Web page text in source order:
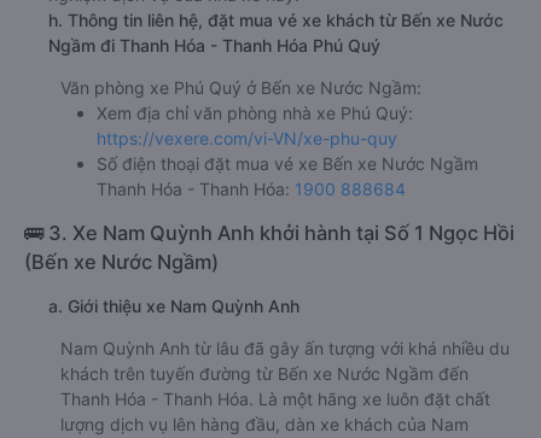
h. Thông tin liên hệ, đặt mua vé xe khách từ Bến xe Nước
Ngầm đi Thanh Hóa - Thanh Hóa Phú Quý
Văn phòng xe Phú Quý ở Bến xe Nước Ngầm:
Xem địa chỉ văn phòng nhà xe Phú Quý:
https://vexere.com/vi-VN/xe-phu-quy
Số điện thoại đặt mua vé xe Bến xe Nước Ngầm
Thanh Hóa - Thanh Hóa: 1900 888684
🚌 3. Xe Nam Quỳnh Anh khởi hành tại Số 1 Ngọc Hồi
(Bến xe Nước Ngầm)
a. Giới thiệu xe Nam Quỳnh Anh
Nam Quỳnh Anh từ lâu đã gây ấn tượng với khá nhiều du
khách trên tuyến đường từ Bến xe Nước Ngầm đến
Thanh Hóa - Thanh Hóa. Là một hãng xe luôn đặt chất
lượng dịch vụ lên hàng đầu, dàn xe khách của Nam